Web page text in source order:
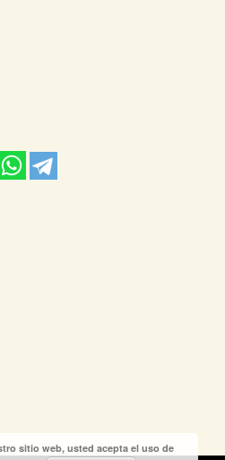
sitio web, usted acepta el uso de